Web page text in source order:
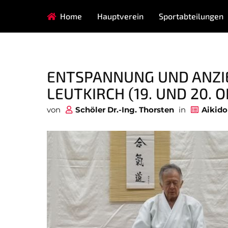
Home Hauptverein Sportabteilungen
ENTSPANNUNG UND
LEUTKIRCH (19. UND 20.
von Schöler Dr.-Ing. Thorsten in Aikido
Navigation
überspringen
HAUPTVEREIN
TAEKWONDO
Navigation
überspringen